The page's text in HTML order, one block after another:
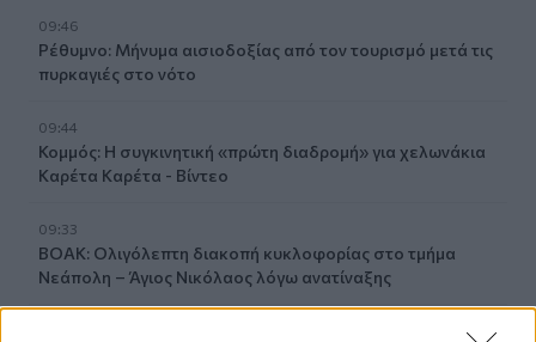
09:46
Ρέθυμνο: Μήνυμα αισιοδοξίας από τον τουρισμό μετά τις
πυρκαγιές στο νότο
09:44
Κομμός: Η συγκινητική «πρώτη διαδρομή» για χελωνάκια
Καρέτα Καρέτα - Βίντεο
09:33
ΒΟΑΚ: Ολιγόλεπτη διακοπή κυκλοφορίας στο τμήμα
Νεάπολη – Άγιος Νικόλαος λόγω ανατίναξης